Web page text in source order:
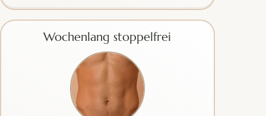
Wochenlang stoppelfrei